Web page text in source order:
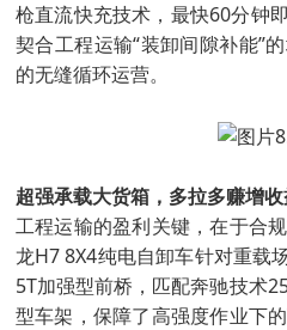
枪直流快充技术，最快60分钟
契合工程运输“装卸间隙补能”
的无缝循环运营。
超强承载大货箱，多拉多赚增
工程运输的盈利关键，在于合
龙H7 8X4纯电自卸车针对重载
5T加强型前桥，匹配奔驰技术
型车架，保障了高强度作业下